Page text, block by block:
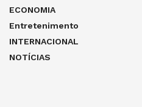
ECONOMIA
Entretenimento
INTERNACIONAL
NOTÍCIAS